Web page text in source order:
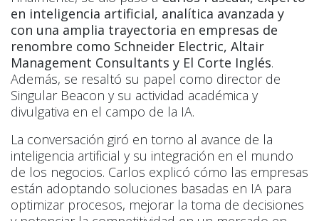
en inteligencia artificial, analítica avanzada y
con una amplia trayectoria en empresas de
renombre como Schneider Electric, Altair
Management Consultants y El Corte Inglés.
Además, se resaltó su papel como director de
Singular Beacon y su actividad académica y
divulgativa en el campo de la IA.
La conversación giró en torno al avance de la
inteligencia artificial y su integración en el mundo
de los negocios. Carlos explicó cómo las empresas
están adoptando soluciones basadas en IA para
optimizar procesos, mejorar la toma de decisiones